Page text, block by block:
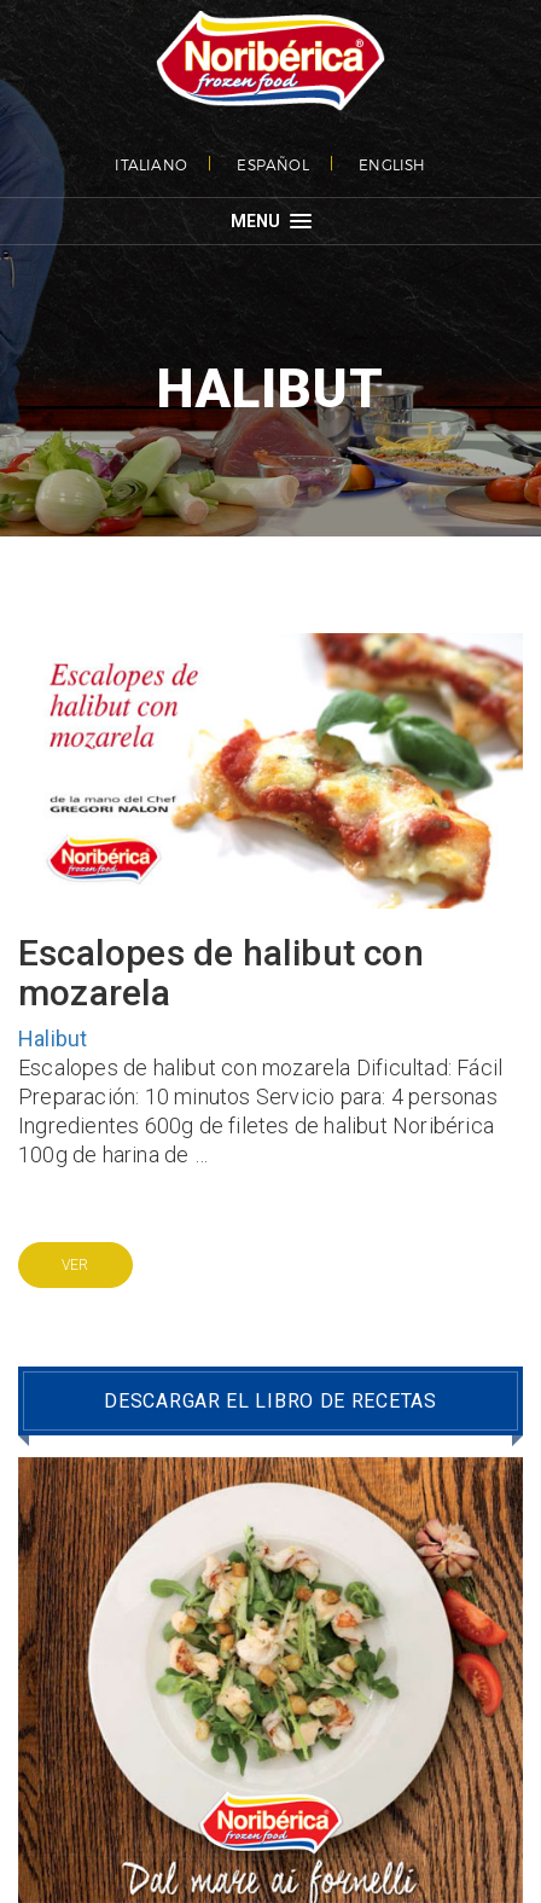
ITALIANO ESPAÑOL ENGLISH
MENU
HALIBUT
Escalopes de halibut con
mozarela
Halibut
Escalopes de halibut con mozarela Dificultad: Fácil
Preparación: 10 minutos Servicio para: 4 personas
Ingredientes 600g de filetes de halibut Noribérica
100g de harina de …
VER
DESCARGAR EL LIBRO DE RECETAS